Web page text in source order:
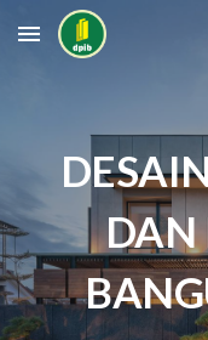
Skip to main content
DAN